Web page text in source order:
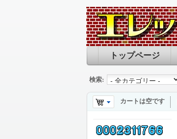
トップページ
検索:
カートは空です